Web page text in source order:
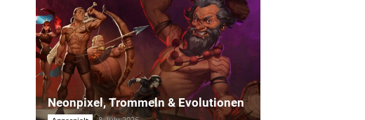
Neonpixel, Trommeln & Evolutionen